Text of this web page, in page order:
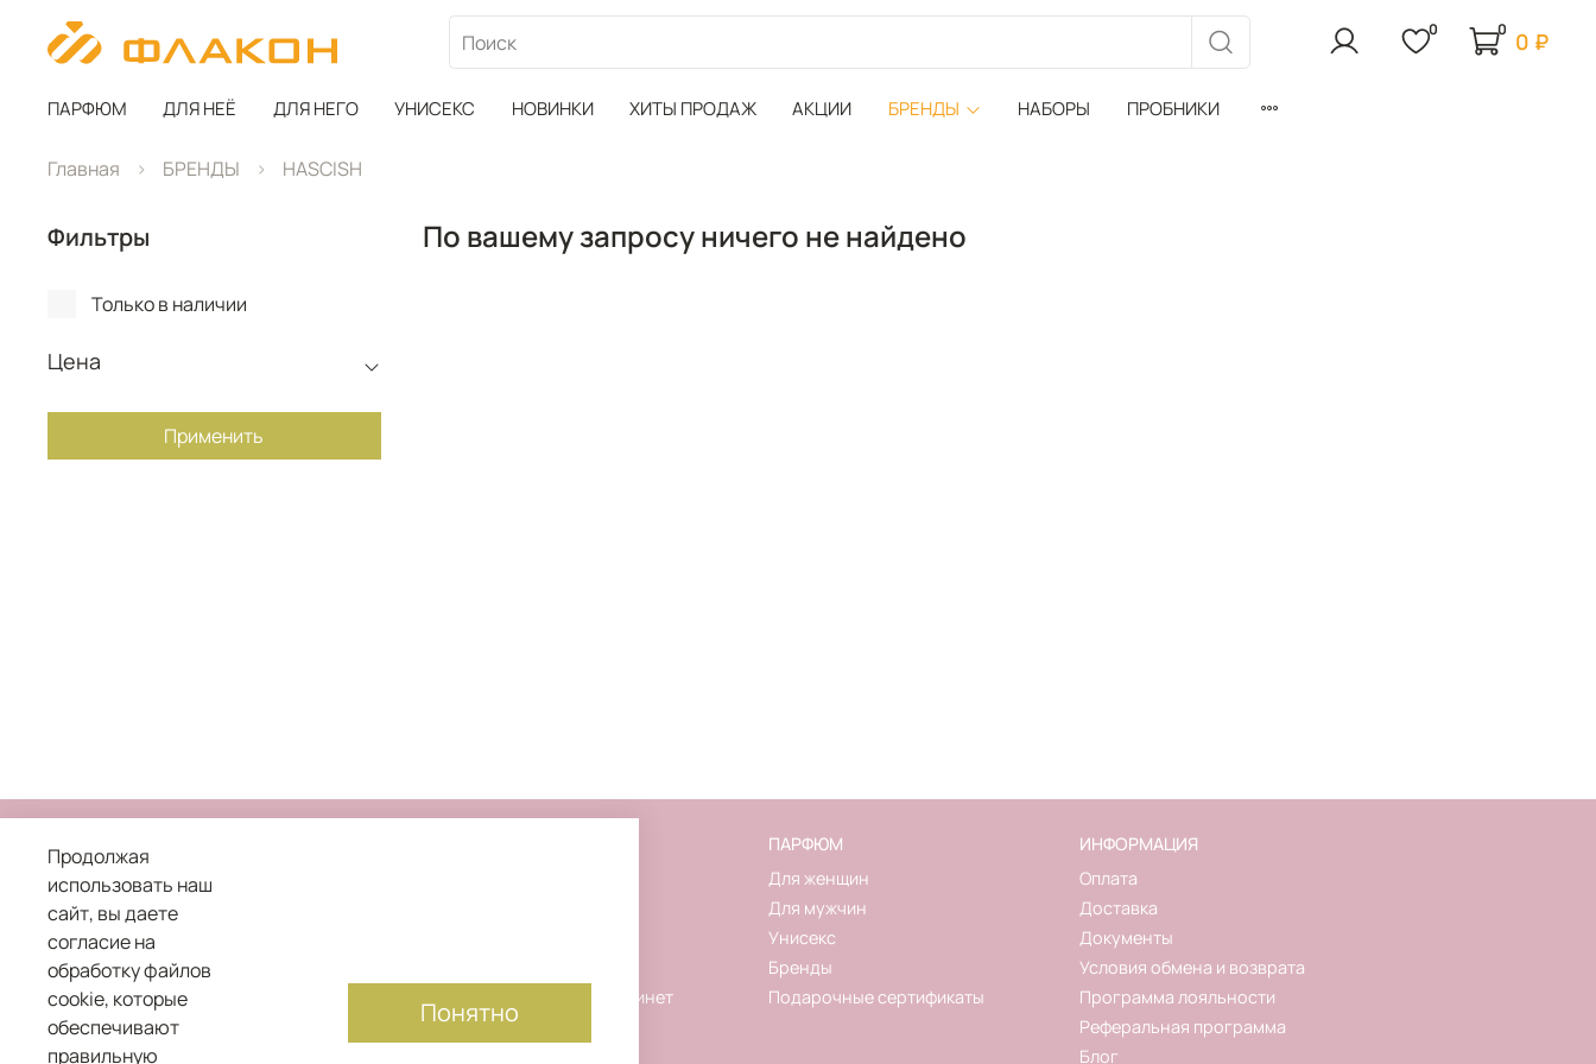
0 0 0 ₽
ПАРФЮМ ДЛЯ НЕЁ ДЛЯ НЕГО УНИСЕКС НОВИНКИ ХИТЫ ПРОДАЖ АКЦИИ БРЕНДЫ НАБОРЫ ПРОБНИКИ
Главная БРЕНДЫ HASCISH
По вашему запросу ничего не найдено
Фильтры
Только в наличии
Цена
Применить
Личный кабинет
ПАРФЮМ
Для женщин
Для мужчин
Унисекс
Бренды
Подарочные сертификаты
ИНФОРМАЦИЯ
Оплата
Доставка
Документы
Условия обмена и возврата
Программа лояльности
Реферальная программа
Блог
8 800 101 04 05
служба заботы о клиентах
Продолжая
использовать наш
сайт, вы даете
согласие на
обработку файлов
cookie, которые
обеспечивают
правильную
Понятно